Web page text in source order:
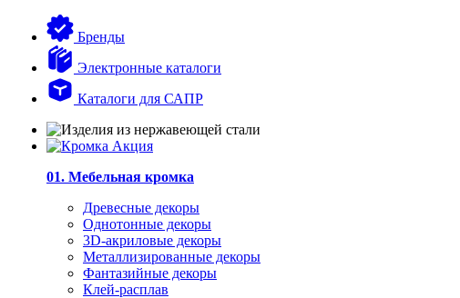
Бренды
Электронные каталоги
Каталоги для САПР
01. Мебельная кромка
Древесные декоры
Однотонные декоры
3D-акриловые декоры
Металлизированные декоры
Фантазийные декоры
Клей-расплав